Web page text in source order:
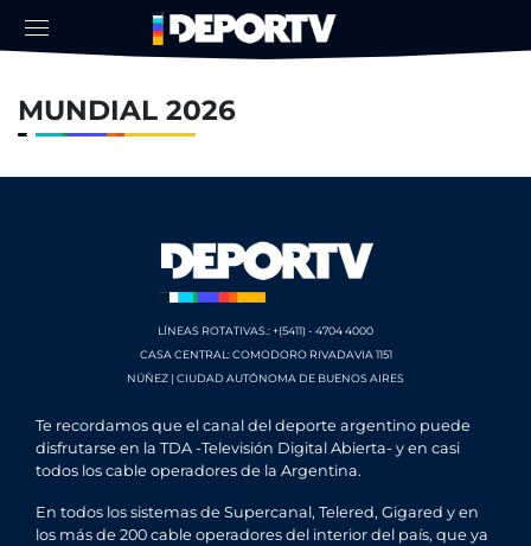
MUNDIAL 2026
LÍNEAS ROTATIVAS.: +(5411) - 4704 4000
CASA CENTRAL: COMODORO RIVADAVIA 1151
NÚÑEZ | CIUDAD AUTÓNOMA DE BUENOS AIRES
Te recordamos que el canal del deporte argentino puede
disfrutarse en la TDA -Televisión Digital Abierta- y en casi
todos los cable operadores de la Argentina.
En todos los sistemas de Supercanal, Telered, Gigared y en
los más de 200 cable operadores del interior del país, que ya